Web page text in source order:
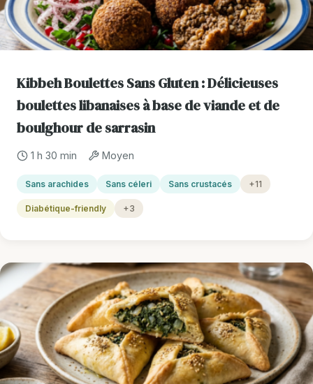
Kibbeh Boulettes Sans Gluten : Délicieuses
boulettes libanaises à base de viande et de
boulghour de sarrasin
1 h 30 min Moyen
Sans arachides Sans céleri Sans crustacés +11
Diabétique-friendly +3